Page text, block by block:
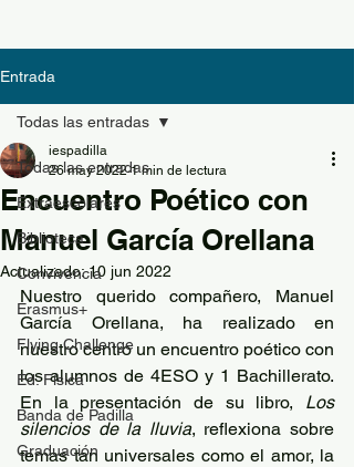
Entrada
Todas las entradas
Extraescolares
Biblioteca
Convivencia
Erasmus+
Flying Challenge
Ed. Física
Banda de Padilla
Graduación
Todas las entradas
Encuentro Poético con
Manuel García Orellana
iespadilla
26 may 2022 1 min de lectura
Actualizado:10 jun 2022
Nuestro querido compañero, Manuel
García Orellana, ha realizado en
nuestro centro un encuentro poético con
los alumnos de 4ESO y 1 Bachillerato.
En la presentación de su libro, Los
silencios de la lluvia, reflexiona sobre
temas tan universales como el amor, la